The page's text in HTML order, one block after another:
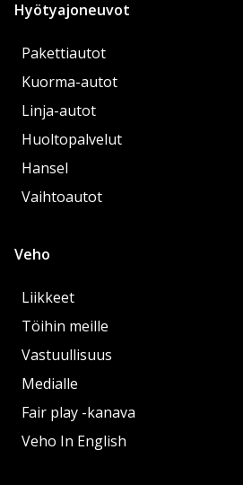
Hyötyajoneuvot
Pakettiautot
Kuorma-autot
Linja-autot
Huoltopalvelut
Hansel
Vaihtoautot
Veho
Liikkeet
Töihin meille
Vastuullisuus
Medialle
Fair play -kanava
Veho In English